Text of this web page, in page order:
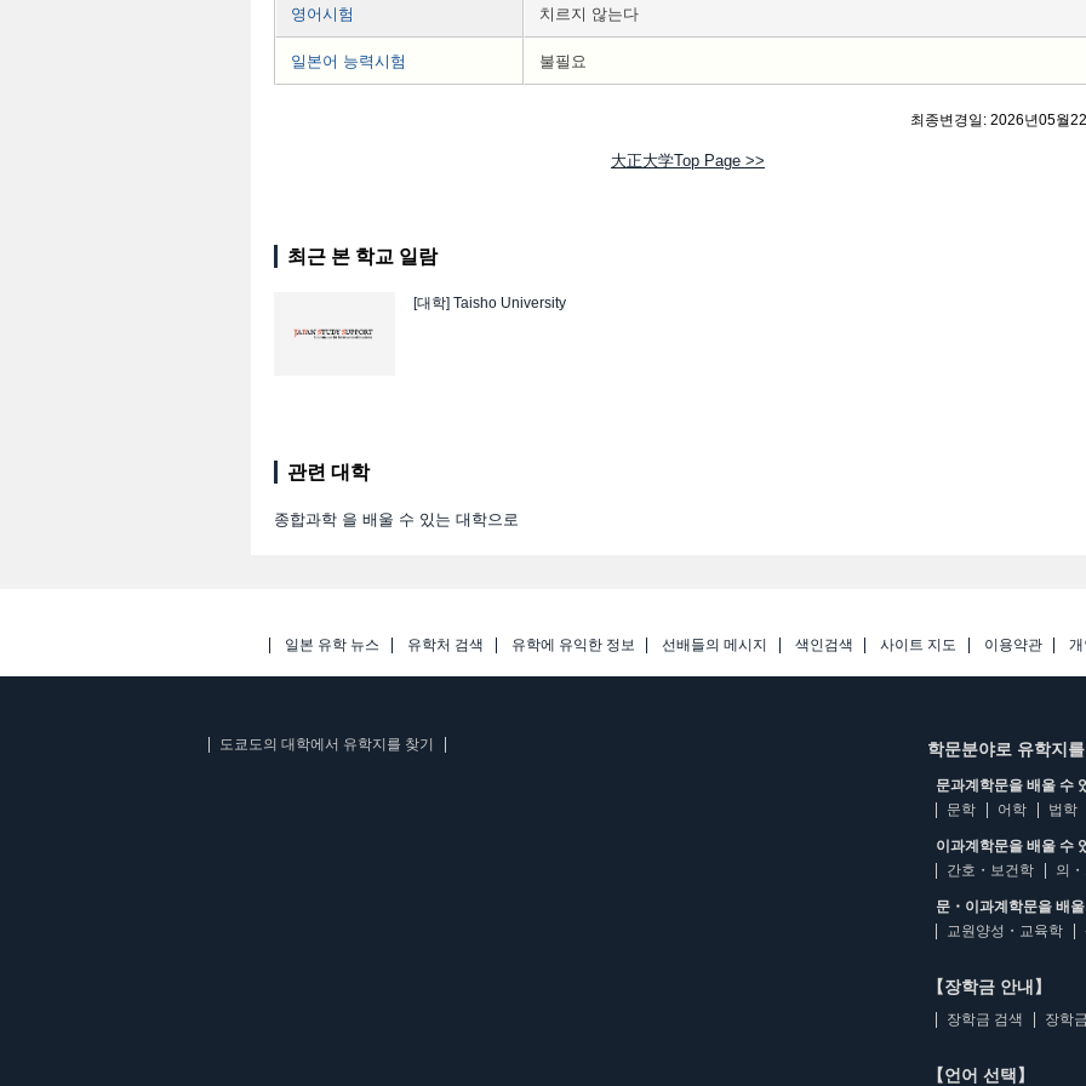
영어시험 치르지 않는다
일본어 능력시험 불필요
최종변경일: 2026년05월
大正大学Top Page >>
최근 본 학교 일람
[대학] Taisho University
관련 대학
종합과학 을 배울 수 있는 대학으로
일본 유학 뉴스 유학처 검색 유학에 유익한 정보 선배들의 메시지 색인검색 사이트 지도 이용약관
도쿄도의 대학에서 유학지를 찾기 학문분야로 유학지
문과계학문을 배울 수
문학
어학 법학
이과계학문을 배울 수
간호・보건학
의
문・이과계학문을 배
교원양성・교육학
【장학금 안내】
장학금 검색 장학
【언어 선택】